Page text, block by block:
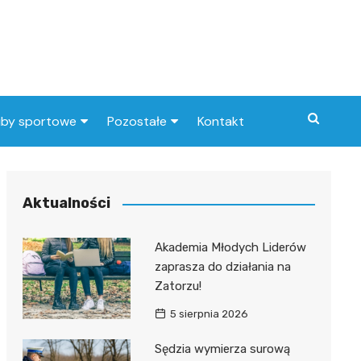
sportowe
piłkarski
Pozostałe Kontakt
Aktualności
Akademia Młodych Liderów
zaprasza do działania na
Zatorzu!
5 sierpnia 2026
Sędzia wymierza surową